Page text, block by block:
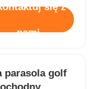
się z
nami
parasola golf